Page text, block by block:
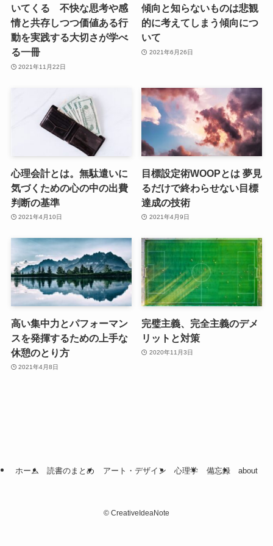
いてくる 不快な思考や感
情と共存しつつ価値ある行
動を実践する大切さが学べ
る一冊
2021年11月22日
傾向と知らないものは悲観
的に考えてしまう傾向につ
いて
2021年6月26日
心理会計とは。無駄遣いに
気づくための心の中の出費
判断の基準
2021年4月10日
目標設定術WOOPとは 夢見
るだけで終わらせない目標
達成の技術
2021年4月9日
高い集中力とパフォーマン
スを発揮するための上手な
休憩のとり方
2021年4月8日
完璧主義、完全主義のデメ
リットと対策
2020年11月3日
ホーム 読書のまとめ アート・デザイン 心理学 備忘録 about
© CreativeIdeaNote